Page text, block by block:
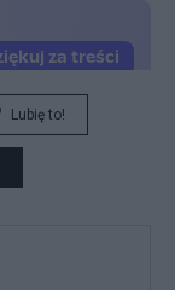
Lubię to!